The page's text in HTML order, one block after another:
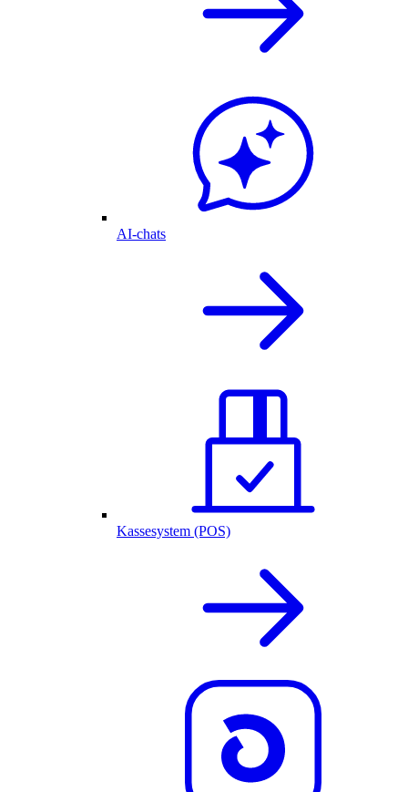
AI-chats
Kassesystem (POS)